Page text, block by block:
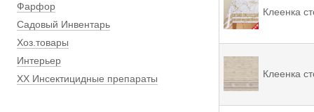
Фарфор
Садовый Инвентарь
Хоз.товары
Интерьер
ХХ Инсектицидные препараты
Клеенка
Клеенка